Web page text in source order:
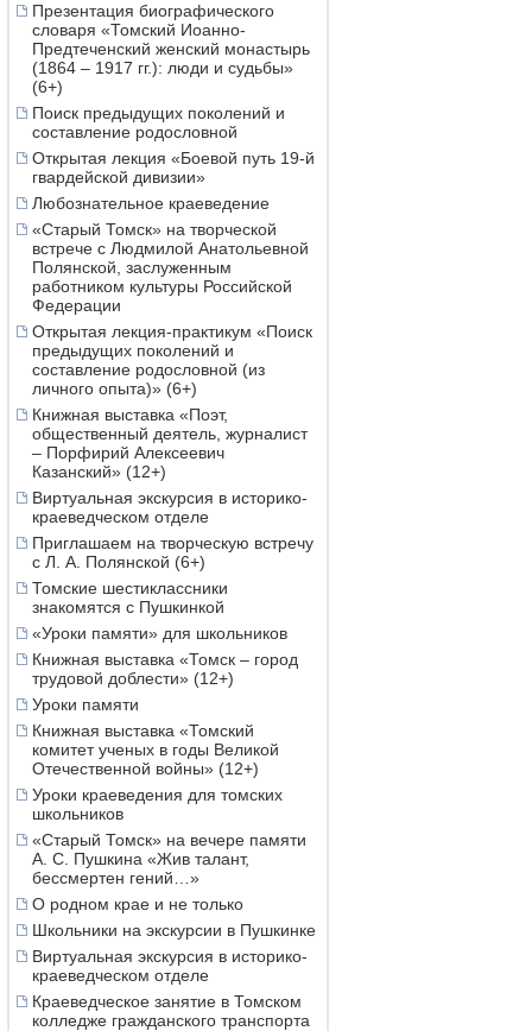
Презентация биографического
словаря «Томский Иоанно-
Предтеченский женский монастырь
(1864 – 1917 гг.): люди и судьбы»
(6+)
Поиск предыдущих поколений и
составление родословной
Открытая лекция «Боевой путь 19-й
гвардейской дивизии»
Любознательное краеведение
«Старый Томск» на творческой
встрече с Людмилой Анатольевной
Полянской, заслуженным
работником культуры Российской
Федерации
Открытая лекция-практикум «Поиск
предыдущих поколений и
составление родословной (из
личного опыта)» (6+)
Книжная выставка «Поэт,
общественный деятель, журналист
– Порфирий Алексеевич
Казанский» (12+)
Виртуальная экскурсия в историко-
краеведческом отделе
Приглашаем на творческую встречу
с Л. А. Полянской (6+)
Томские шестиклассники
знакомятся с Пушкинкой
«Уроки памяти» для школьников
Книжная выставка «Томск – город
трудовой доблести» (12+)
Уроки памяти
Книжная выставка «Томский
комитет ученых в годы Великой
Отечественной войны» (12+)
Уроки краеведения для томских
школьников
«Старый Томск» на вечере памяти
А. С. Пушкина «Жив талант,
бессмертен гений…»
О родном крае и не только
Школьники на экскурсии в Пушкинке
Виртуальная экскурсия в историко-
краеведческом отделе
Краеведческое занятие в Томском
колледже гражданского транспорта